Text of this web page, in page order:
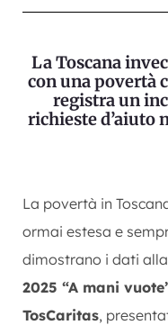
La Toscana
con una povertà
registra un
richieste d’aiuto
La povertà in
ormai estesa e
dimostrano i dati
2025 “A mani
TosCaritas,